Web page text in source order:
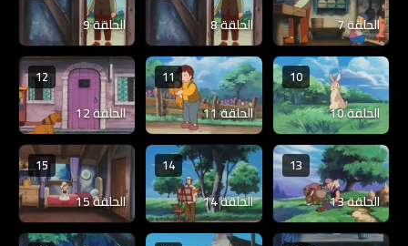
الحلقة 7 الحلقة 8 الحلقة 9
10
الحلقة 10
11
الحلقة 11
12
الحلقة 12
13
الحلقة 13
14
الحلقة 14
15
الحلقة 15